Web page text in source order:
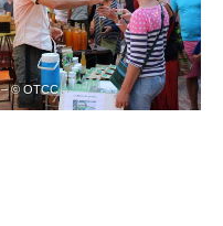
– © OTCC